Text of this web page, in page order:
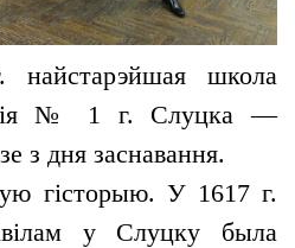
школа
№ 1 г. Слуцка ––
з дня заснавання.
гісторыю. У 1617 г.
у Слуцку была